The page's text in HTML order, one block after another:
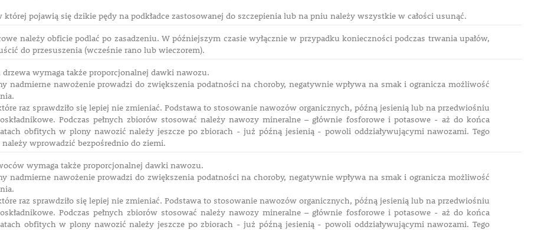
pojawią się dzikie pędy na podkładce zastosowanej do szczepienia lub na pniu należy wszystkie w całości usunąć.
należy obficie podlać po zasadzeniu. W późniejszym czasie wyłącznie w przypadku konieczności podczas trwania upałów,
do przesuszenia (wcześnie rano lub wieczorem).
wymaga także proporcjonalnej dawki nawozu.
nadmierne nawożenie prowadzi do zwiększenia podatności na choroby, negatywnie wpływa na smak i ogranicza możliwość
raz sprawdziło się lepiej nie zmieniać. Podstawa to stosowanie nawozów organicznych, późną jesienią lub na przedwiośniu
Podczas pełnych zbiorów stosować należy nawozy mineralne – głównie fosforowe i potasowe - aż do końca
obfitych w plony nawozić należy jeszcze po zbiorach - już późną jesienią - powoli oddziaływującymi nawozami. Tego
wprowadzić bezpośrednio do ziemi.
wymaga także proporcjonalnej dawki nawozu.
nadmierne nawożenie prowadzi do zwiększenia podatności na choroby, negatywnie wpływa na smak i ogranicza możliwość
raz sprawdziło się lepiej nie zmieniać. Podstawa to stosowanie nawozów organicznych, późną jesienią lub na przedwiośniu
Podczas pełnych zbiorów stosować należy nawozy mineralne – głównie fosforowe i potasowe - aż do końca
obfitych w plony nawozić należy jeszcze po zbiorach - już późną jesienią - powoli oddziaływującymi nawozami. Tego